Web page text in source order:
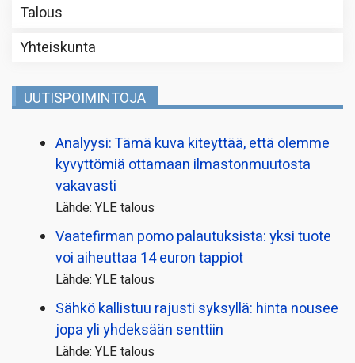
Talous
Yhteiskunta
UUTISPOIMINTOJA
Analyysi: Tämä kuva kiteyttää, että olemme
kyvyttömiä ottamaan ilmaston­muutosta
vakavasti
Lähde: YLE talous
Vaatefirman pomo palautuksista: yksi tuote
voi aiheuttaa 14 euron tappiot
Lähde: YLE talous
Sähkö kallistuu rajusti syksyllä: hinta nousee
jopa yli yhdeksään senttiin
Lähde: YLE talous